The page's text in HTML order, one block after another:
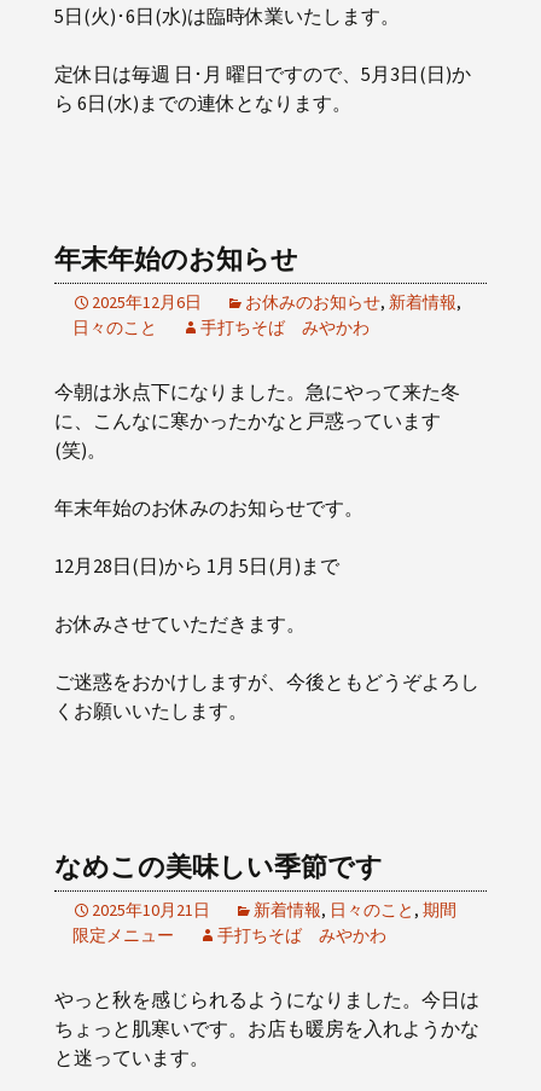
5日(火)･6日(水)は臨時休業いたします。
定休日は毎週 日･月 曜日ですので、5月3日(日)か
ら 6日(水)までの連休となります。
年末年始のお知らせ
2025年12月6日 お休みのお知らせ, 新着情報,
日々のこと
手打ちそば みやかわ
今朝は氷点下になりました。急にやって来た冬
に、こんなに寒かったかなと戸惑っています
(笑)。
年末年始のお休みのお知らせです。
12月28日(日)から 1月 5日(月)まで
お休みさせていただきます。
ご迷惑をおかけしますが、今後ともどうぞよろし
くお願いいたします。
なめこの美味しい季節です
2025年10月21日 新着情報, 日々のこと , 期間
限定メニュー
手打ちそば みやかわ
やっと秋を感じられるようになりました。今日は
ちょっと肌寒いです。お店も暖房を入れようかな
と迷っています。